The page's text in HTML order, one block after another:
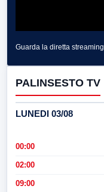
Guarda la diretta streaming
PALINSESTO TV
LUNEDI 03/08
00:00
02:00
09:00